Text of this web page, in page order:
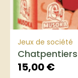
Jeux de société
Chatpentiers
15,00€